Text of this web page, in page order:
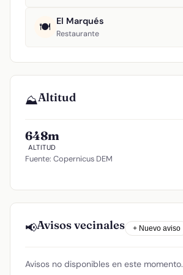
🍽️ El Marqués
Restaurante
⛰️Altitud
648m
ALTITUD
Fuente: Copernicus DEM
📢Avisos vecinales + Nuevo aviso
Avisos no disponibles en este momento.